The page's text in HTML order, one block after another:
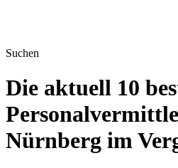
Suchen
Die aktuell 10
Nürnberg im